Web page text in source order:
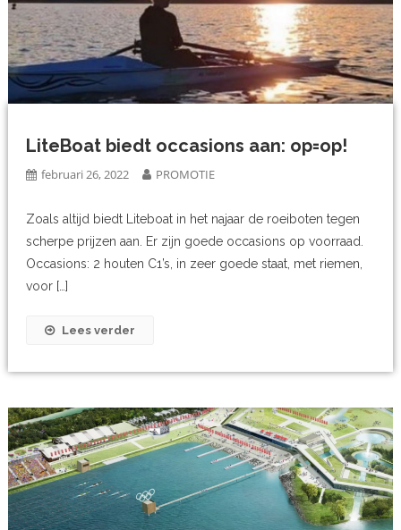
LiteBoat biedt occasions aan: op=op!
februari 26, 2022 PROMOTIE
Zoals altijd biedt Liteboat in het najaar de roeiboten tegen
scherpe prijzen aan. Er zijn goede occasions op voorraad.
Occasions: 2 houten C1’s, in zeer goede staat, met riemen,
voor […]
Lees verder